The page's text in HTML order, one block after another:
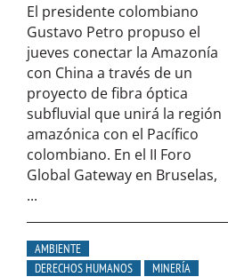
El presidente colombiano
Gustavo Petro propuso el
jueves conectar la Amazonía
con China a través de un
proyecto de fibra óptica
subfluvial que unirá la región
amazónica con el Pacífico
colombiano. En el II Foro
Global Gateway en Bruselas,
...
AMBIENTE
DERECHOS HUMANOS
MINERÍA